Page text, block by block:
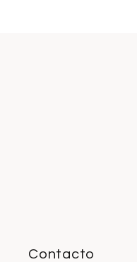
Contacto